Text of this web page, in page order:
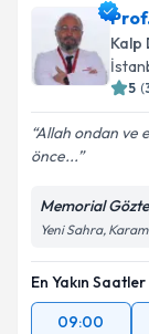
Kalp
5 (
Allah ondan ve
önce...
Memorial
Yeni Sahra,
En Yakın Saatler
09:00